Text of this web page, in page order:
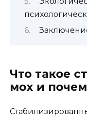
Что такое
мох и